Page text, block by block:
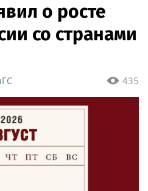
о росте
со странами
435